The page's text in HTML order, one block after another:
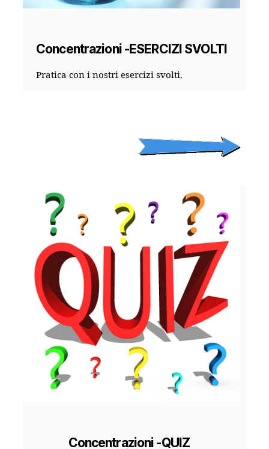
Concentrazioni -ESERCIZI SVOLTI
Pratica con i nostri esercizi svolti.
Concentrazioni -QUIZ